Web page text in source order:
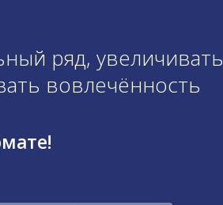
ряд, увеличивать
вовлечённость